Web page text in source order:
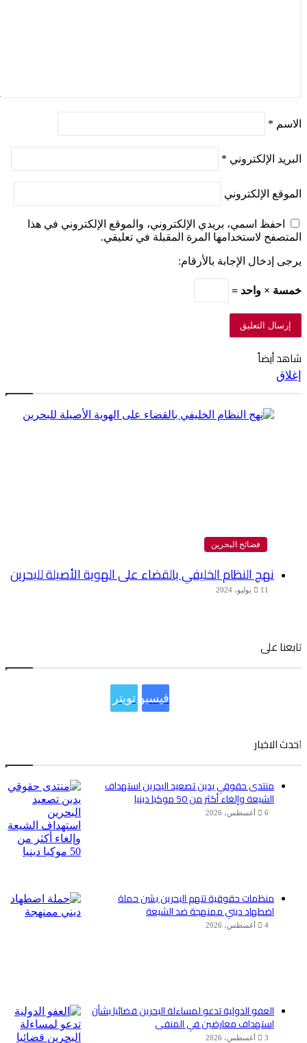
الاسم *
البريد الإلكتروني *
الموقع الإلكتروني
احفظ اسمي، بريدي الإلكتروني، والموقع الإلكتروني في هذا
المتصفح لاستخدامها المرة المقبلة في تعليقي.
يرجى إدخال الإجابة بالأرقام:
خمسة × واحد =
شاهد أيضاً
إغلاق
فضائح البحرين
نهج النظام الخليفي بالقضاء على الهوية الأصيلة للبحرين
11 يوليو، 2024
تابعنا على
فيسبوكتويتر
احدث الاخبار
منتدى حقوقي يدين تصعيد البحرين استهداف
الشيعة وإلغاء أكثر من 50 موكبا دينيا
6 أغسطس، 2026
منظمات حقوقية تتهم البحرين بشن حملة
اضطهاد ديني ممنهجة ضد الشيعة
4 أغسطس، 2026
العفو الدولية تدعو لمساءلة البحرين قضائيا بشأن
استهداف معارضين في المنفى
3 أغسطس، 2026